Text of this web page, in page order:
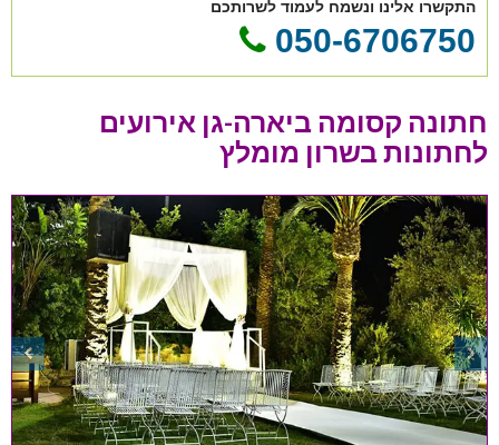
התקשרו אלינו ונשמח לעמוד לשרותכם
050-6706750
חתונה קסומה ביארה-גן אירועים
לחתונות בשרון מומלץ